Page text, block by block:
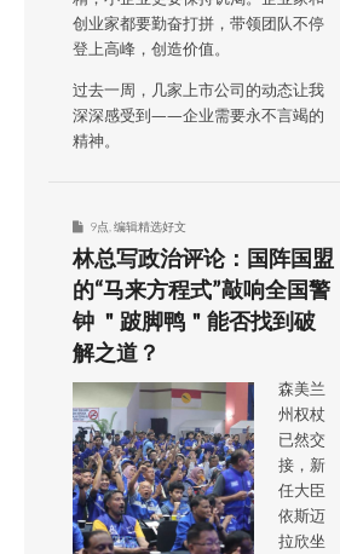
创业家都要勤奋打拼，带领团队不停
登上高峰，创造价值。
过去一周，几家上市公司的动态让我
深深感受到——企业需要永不言竭的
精神。
9点 编辑精选好文
林总写政治评论：国阵国盟
的“马来方程式”敲响全国警
钟 ＂跛脚鸭＂能否找到破
解之道？
森美兰
州权杖
已然交
接，新
任大臣
依斯迈
拉欣坐